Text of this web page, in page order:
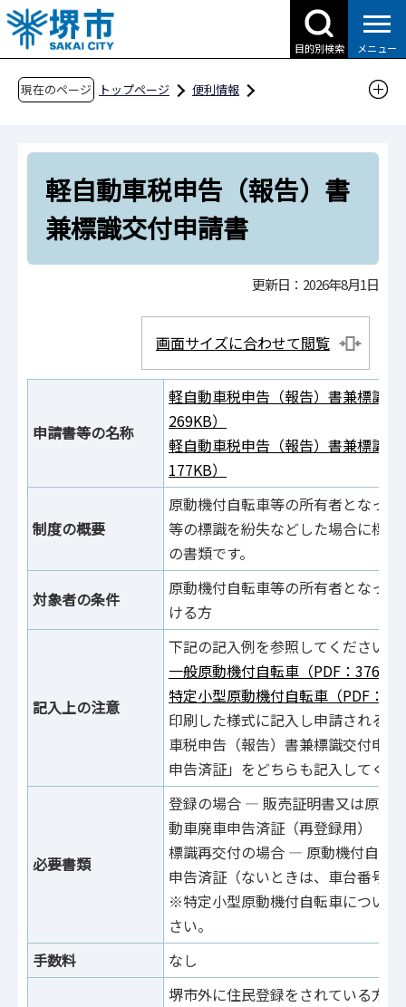
こ
の
ペ
目的別検索 メニュー
現在のページ トップページ
便利情報
申請書ダウンロード（市民の方へ）
目的別検索
くらしの情報
税金
軽自動車税関連
軽自動車税申告（報告）書兼標識交付申請書
軽自動車税申告（報告）書
兼標識交付申請書
更新日：2026年8月1日
画面サイズに合わせて閲覧
申請書等の名称
軽自動車税申告（報告）書兼標識
269KB）
軽自動車税申告（報告）書兼標識交
177KB）
制度の概要
原動機付自転車等の所有者となっ
等の標識を紛失などした場合に標
の書類です。
対象者の条件
原動機付自転車等の所有者となっ
ける方
記入上の注意
下記の記入例を参照してください。
一般原動機付自転車（PDF：376KB
特定小型原動機付自転車（PDF：
印刷した様式に記入し申請される
車税申告（報告）書兼標識交付申
申告済証」をどちらも記入してくだ
必要書類
登録の場合 ― 販売証明書又は原動
動車廃車申告済証（再登録用）
標識再交付の場合 ― 原動機付自転
申告済証（ないときは、車台番号の
※特定小型原動機付自転車について
さい。
手数料
なし
堺市外に住民登録をされている方